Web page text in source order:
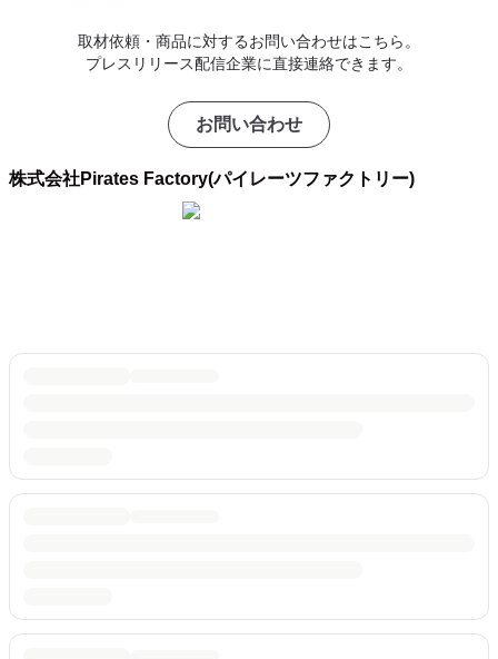
取材依頼・商品に対するお問い合わせはこちら。
プレスリリース配信企業に直接連絡できます。
お問い合わせ
株式会社Pirates Factory(パイレーツファクトリー)